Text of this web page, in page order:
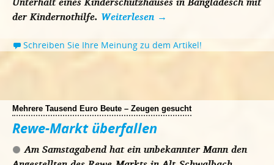
der Kindernothilfe. Weiterlesen →
Schreiben Sie Ihre Meinung zu dem Artikel!
Mehrere Tausend Euro Beute – Zeugen gesucht
Rewe-Markt überfallen
Am Samstagabend hat ein unbekannter Mann den